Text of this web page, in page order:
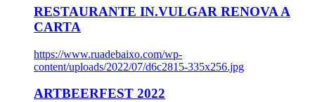
RESTAURANTE IN.VULGAR RENOVA A
CARTA
https://www.ruadebaixo.com/wp-
content/uploads/2022/07/d6c2815-335x256.jpg
ARTBEERFEST 2022